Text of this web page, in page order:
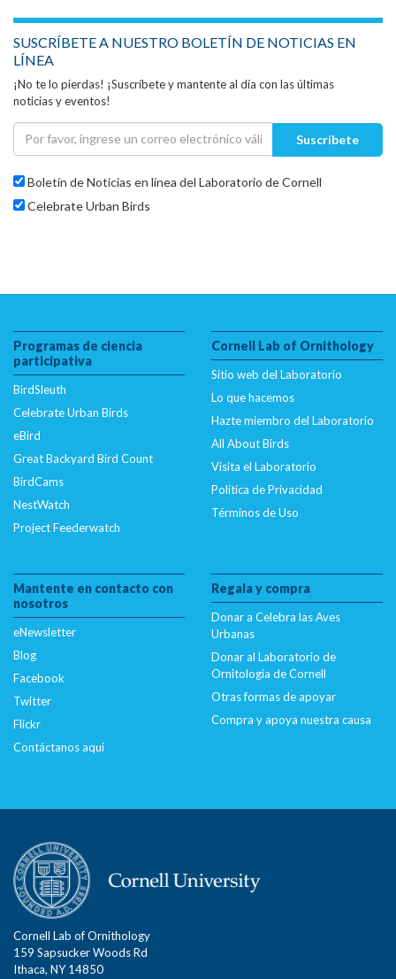
SUSCRÍBETE A NUESTRO BOLETÍN DE NOTICIAS EN
LÍNEA
¡No te lo pierdas! ¡Suscríbete y mantente al día con las últimas
noticias y eventos!
Suscríbete
Boletín de Noticias en línea del Laboratorio de Cornell
Celebrate Urban Birds
Programas de ciencia
participativa
BirdSleuth
Celebrate Urban Birds
eBird
Great Backyard Bird Count
BirdCams
NestWatch
Project Feederwatch
Cornell Lab of Ornithology
Sitio web del Laboratorio
Lo que hacemos
Hazte miembro del Laboratorio
All About Birds
Visita el Laboratorio
Política de Privacidad
Términos de Uso
Mantente en contacto con
nosotros
eNewsletter
Blog
Facebook
Twitter
Flickr
Contáctanos aquí
Regala y compra
Donar a Celebra las Aves
Urbanas
Donar al Laboratorio de
Ornitología de Cornell
Otras formas de apoyar
Compra y apoya nuestra causa
Cornell Lab of Ornithology
159 Sapsucker Woods Rd
Ithaca, NY 14850